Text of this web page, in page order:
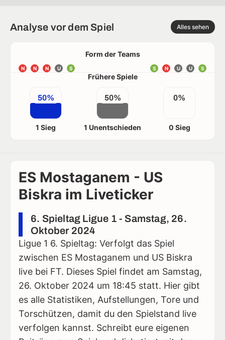
Analyse vor dem Spiel Alles sehen
Form der Teams
N N N U S S
U
U
N
S
Frühere Spiele
50%
1 Sieg
50%
1 Unentschieden
0%
0 Sieg
ES Mostaganem - US
Biskra im Liveticker
6. Spieltag Ligue 1 - Samstag, 26.
Oktober 2024
Ligue 1 6. Spieltag: Verfolgt das Spiel
zwischen ES Mostaganem und US Biskra
live bei FT. Dieses Spiel findet am Samstag,
26. Oktober 2024 um 18:45 statt. Hier gibt
es alle Statistiken, Aufstellungen, Tore und
Torschützen, damit du den Spielstand live
verfolgen kannst. Schreibt eure eigenen